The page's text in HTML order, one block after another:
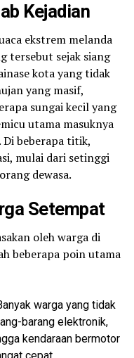
Kejadian
ekstrem melanda
tersebut sejak siang
kota yang tidak
yang masif,
sungai kecil yang
utama masuknya
Di beberapa titik,
mulai dari setinggi
dewasa.
Setempat
oleh warga di
beberapa poin utama
warga yang tidak
barang elektronik,
kendaraan bermotor